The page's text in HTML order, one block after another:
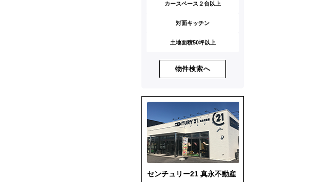
カースペース２台以上
対面キッチン
土地面積50坪以上
物件検索へ
センチュリー21 真永不動産